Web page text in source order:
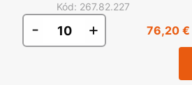
Kód: 267.82.227
- + 76,20 €